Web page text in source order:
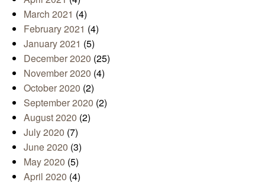
March 2021 (4)
February 2021 (4)
January 2021 (5)
December 2020 (25)
November 2020 (4)
October 2020 (2)
September 2020 (2)
August 2020 (2)
July 2020 (7)
June 2020 (3)
May 2020 (5)
April 2020 (4)